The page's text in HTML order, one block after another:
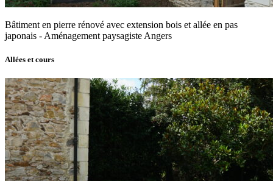
Bâtiment en pierre rénové avec extension bois et allée en pas
japonais - Aménagement paysagiste Angers
Allées et cours